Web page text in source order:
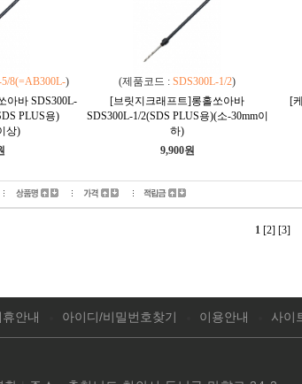
8(=AB300L-)
아바 SDS300L-
PLUS용)
상)
(제품코드 : SDS300L-1/2)
[브릿지크래프트]롱홀쏘아바
SDS300L-1/2(SDS PLUS용)(소-30mm이
하)
9,900원
[
1 [2] [3]
안내 아이디/비밀번호찾기 이용안내 사이